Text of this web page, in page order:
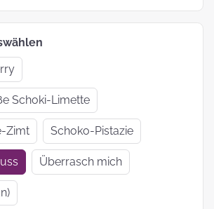
Schoki-Limette
Zimt Schoko-Pistazie
Überrasch mich